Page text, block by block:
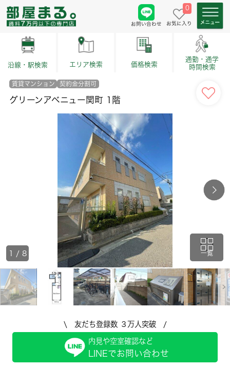
お問い合わせ
0
お気に入り
沿線・駅検索 エリア検索 価格検索
通勤・通学
時間検索
賃貸マンション 契約金分割可
グリーンアベニュー関町 1階
一覧
1 / 8
\ 友だち登録数 ３万人突破 /
内見や空室確認など
LINEでお問い合わせ